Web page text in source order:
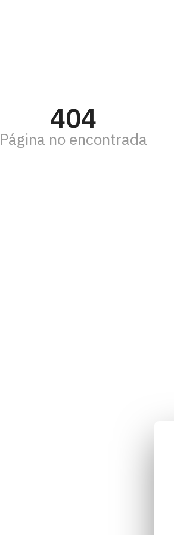
404
Página no encontrada